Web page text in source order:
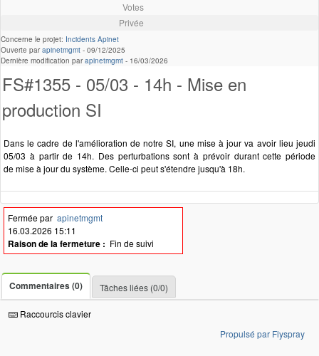
Votes
Privée
Concerne le projet: Incidents Apinet
Ouverte parapinetmgmt - 09/12/2025
Dernière modification parapinetmgmt - 16/03/2026
FS#1355 - 05/03 - 14h - Mise en
production SI
Dans le cadre de l'amélioration de notre SI, une mise à jour va avoir lieu jeudi
05/03 à partir de 14h. Des perturbations sont à prévoir durant cette période
de mise à jour du système. Celle-ci peut s'étendre jusqu'à 18h.
Fermée par apinetmgmt
16.03.2026 15:11
Raison de la fermeture : Fin de suivi
Commentaires (0) Tâches liées (0/0)
Raccourcis clavier
Propulsé par Flyspray